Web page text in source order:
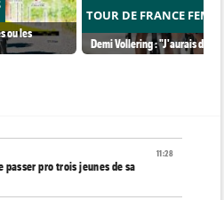
ou les
TOUR DE FRANCE
Demi Vollering : "J'aurais dû
11:28
pro trois jeunes de sa